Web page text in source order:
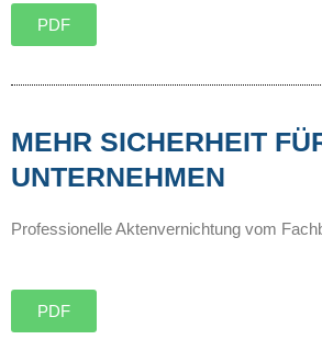
PDF
MEHR SICHERHEIT
UNTERNEHMEN
Professionelle Aktenvernichtung vom
PDF